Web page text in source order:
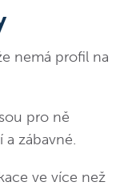
nemá profil na
pro ně
a zábavné.
ve více než